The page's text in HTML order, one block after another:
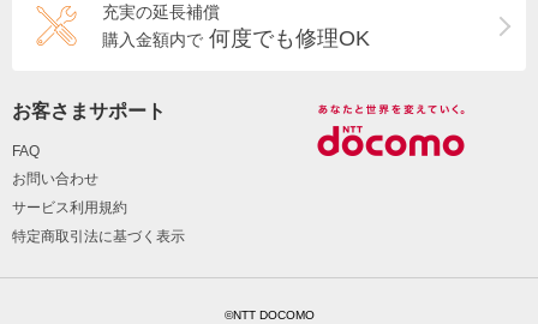
充実の延長補償
購入金額内で 何度でも修理OK
お客さまサポート
FAQ
お問い合わせ
サービス利用規約
特定商取引法に基づく表示
©NTT DOCOMO